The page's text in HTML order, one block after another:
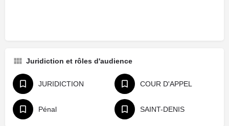
Juridiction et rôles d'audience
JURIDICTION COUR D'APPEL
Pénal SAINT-DENIS